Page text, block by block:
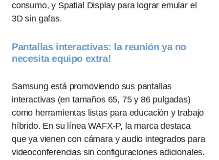
consumo, y Spatial Display para lograr emular el
3D sin gafas.
Pantallas interactivas: la reunión ya no
necesita equipo extra!
Samsung está promoviendo sus pantallas
interactivas (en tamaños 65, 75 y 86 pulgadas)
como herramientas listas para educación y trabajo
híbrido. En su línea WAFX-P, la marca destaca
que ya vienen con cámara y audio integrados para
videoconferencias sin configuraciones adicionales.